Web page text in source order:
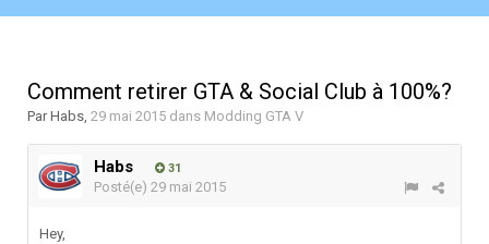
Comment retirer GTA & Social Club à 100%?
ParHabs, 29 mai 2015 dans Modding GTA V
Habs 31
Posté(e) 29 mai 2015
Hey,